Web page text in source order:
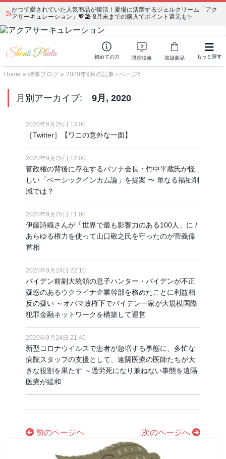
かつて愛されていた人気商品が復活！夏場に活躍するジェルクリーム「アク
アサーキュレーション」💖🏖️ 8月末までの購入でポイント還元も✨
初めての方 講演映像 取扱商品 もっと探す
Home » 時事ブログ » 2020年9月の記事 - ページ6
月別アーカイブ: 9月, 2020
2020年9月25日 13:00
［Twitter］【ワニの意外な一面】
2020年9月25日 12:00
菅政権の背後に存在するパソナ会長・竹中平蔵氏が怪
しい「ベーシックインカム論」を提案 〜 単なる福祉削
減では？
2020年9月25日 11:00
伊藤詩織さんが「世界で最も影響力のある100人」に /
あらゆる権力を使って山口敬之氏を守ったのが菅義偉
首相
2020年9月24日 22:10
バイデン前副大統領の息子ハンター・バイデンが不正
疑惑のあるウクライナ企業幹部を務めたことに利益相
反の疑い ～オバマ政権下でバイデン一家が大規模国際
犯罪金融ネットワークを構築して運営
2020年9月24日 21:40
新型コロナウイルスで患者が急増する事態に、多忙な
病院スタッフの支援として、遠隔医療の医師たちが大
きな役割を果たす ～過労死になり兼ねない事態を遠隔
医療が緩和
前のページヘ 次のページへ